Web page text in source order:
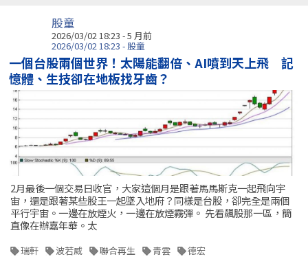
股童
2026/03/02 18:23 - 5 月前
2026/03/02 18:23 - 股童
一個台股兩個世界！太陽能翻倍、AI噴到天上飛 記
憶體、生技卻在地板找牙齒？
2月最後一個交易日收官，大家這個月是跟著馬馬斯克一起飛向宇
宙，還是跟著某些股王一起墜入地府？同樣是台股，卻完全是兩個
平行宇宙。一邊在放煙火，一邊在放煙霧彈。 先看飆股那一區，簡
直像在辦嘉年華。太
瑞軒 波若威 聯合再生 青雲 德宏